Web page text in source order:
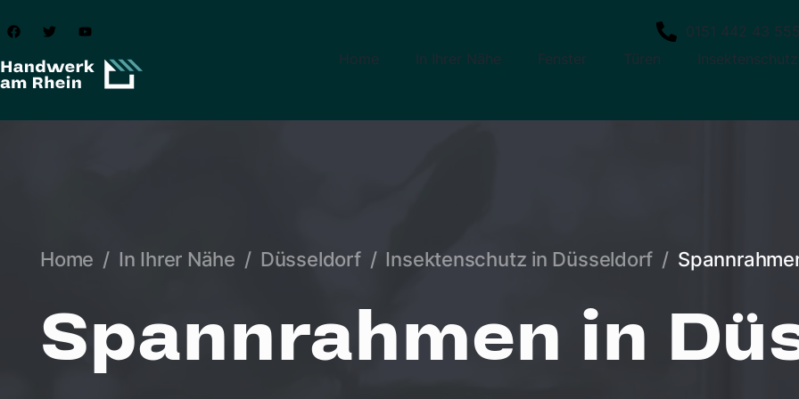
0151 442 43
Home
In Ihrer Nähe Fenster Türen Insektenschutz
Home / In Ihrer Nähe / Düsseldorf / Insektenschutz in Düsseldorf /
Spannrahmen in